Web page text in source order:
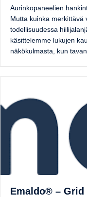
Aurinkopaneelien
Mutta kuinka merkittävä
todellisuudessa
käsittelemme lukujen
näkökulmasta, kun
Emaldo® –